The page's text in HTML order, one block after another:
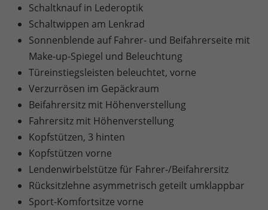
Schaltknauf in Lederoptik
Schaltwippen am Lenkrad
Sonnenblende auf Fahrer- und Beifahrerseite mit
Make-up-Spiegel und Beleuchtung
Türeinstiegsleisten beleuchtet, vorne
Verzurrösen im Gepäckraum
Beifahrersitz mit Höhenverstellung
Fahrersitz mit Höhenverstellung
Kopfstützen, 3 hinten
Kopfstützen vorne
Lendenwirbelstütze für Fahrer-/Beifahrersitz
Rücksitzlehne asymmetrisch geteilt umklappbar
Sport-Komfortsitze vorne